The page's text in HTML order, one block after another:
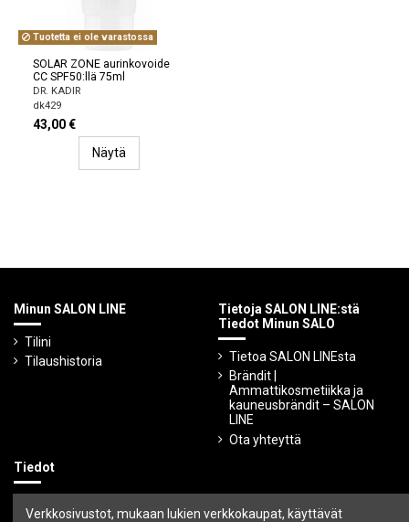
Tuotetta ei ole varastossa
SOLAR ZONE aurinkovoide
CC SPF50:llä 75ml
DR. KADIR
dk429
43,00 €
Näytä
Minun SALON LINE
Tilini
Tilaushistoria
Tietoja SALON LINE:stä
Tiedot Minun SALO
Tietoa SALON LINEsta
Brändit |
Ammattikosmetiikka ja
kauneusbrändit – SALON
LINE
Ota yhteyttä
Tiedot
Verkkosivustot, mukaan lukien verkkokaupat, käyttävät